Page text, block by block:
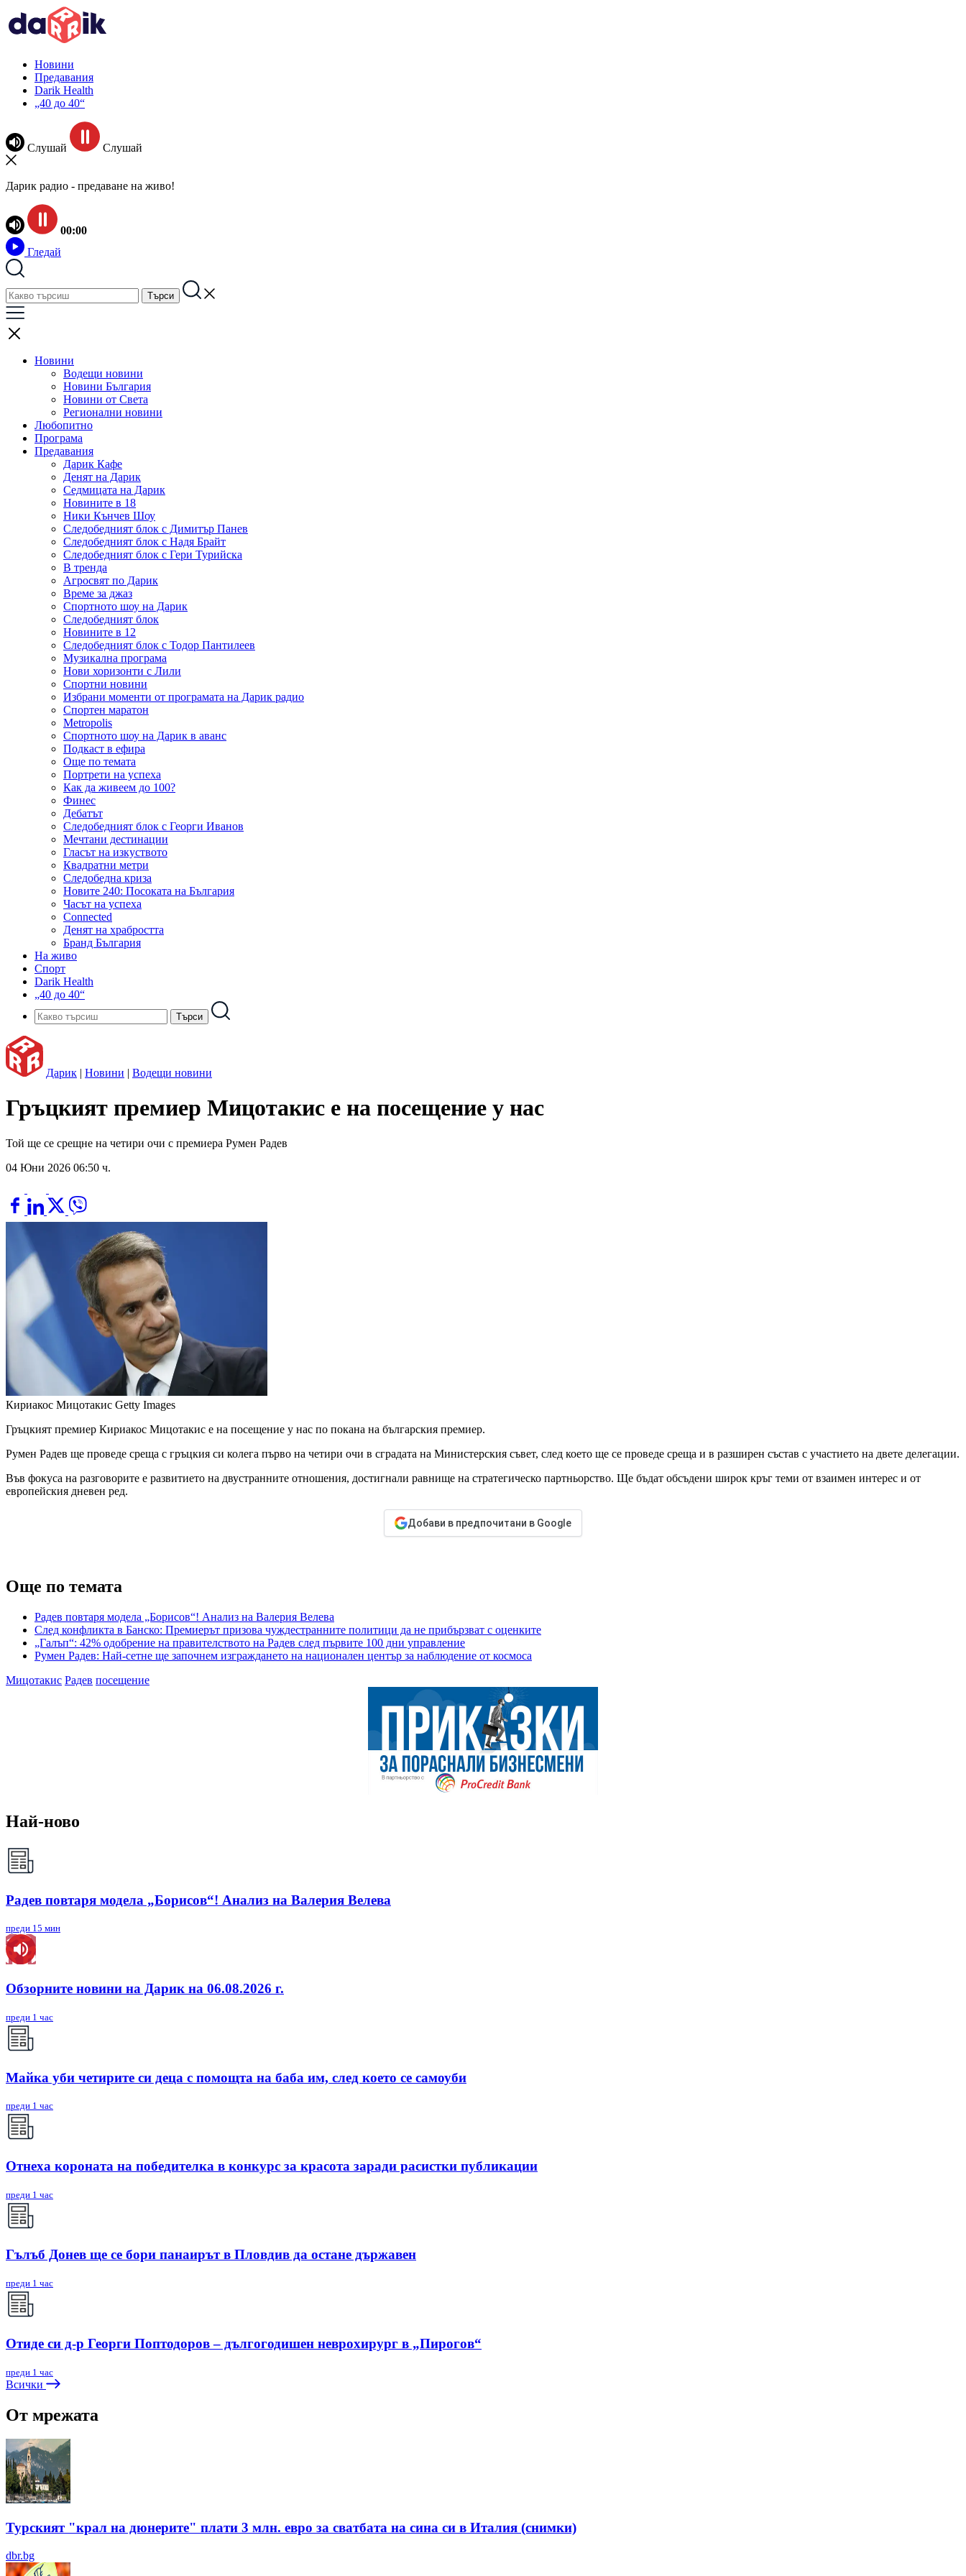
Новини
Предавания
Darik Health
„40 до 40“
Слушай Слушай
Дарик радио - предаване на живо!
00:00
Гледай
Новини
Водещи новини
Новини България
Новини от Света
Регионални новини
Любопитно
Програма
Предавания
Дарик Кафе
Денят на Дарик
Седмицата на Дарик
Новините в 18
Ники Кънчев Шоу
Следобедният блок с Димитър Панев
Следобедният блок с Надя Брайт
Следобедният блок с Гери Турийска
В тренда
Агросвят по Дарик
Време за джаз
Спортното шоу на Дарик
Следобедният блок
Новините в 12
Следобедният блок с Тодор Пантилеев
Музикална програма
Нови хоризонти с Лили
Спортни новини
Избрани моменти от програмата на Дарик радио
Спортен маратон
Metropolis
Спортното шоу на Дарик в аванс
Подкаст в ефира
Още по темата
Портрети на успеха
Как да живеем до 100?
Финес
Дебатът
Следобедният блок с Георги Иванов
Мечтани дестинации
Гласът на изкуството
Квадратни метри
Следобедна криза
Новите 240: Посоката на България
Часът на успеха
Connected
Денят на храбростта
Бранд България
На живо
Спорт
Darik Health
„40 до 40“
Дарик | Новини | Водещи новини
Гръцкият премиер Мицотакис е на посещение у нас
Той ще се срещне на четири очи с премиера Румен Радев
04 Юни 2026 06:50 ч.
Кириакос Мицотакис Getty Images
Гръцкият премиер Кириакос Мицотакис е на посещение у нас по покана на българския премиер.
Румен Радев ще проведе среща с гръцкия си колега първо на четири очи в сградата на Министерския съвет, след което ще се проведе среща и в разширен състав с участието на двете делегации.
Във фокуса на разговорите е развитието на двустранните отношения, достигнали равнище на стратегическо партньорство. Ще бъдат обсъдени широк кръг теми от взаимен интерес и от
европейския дневен ред.
Добави в предпочитани в Google
Още по темата
Радев повтаря модела „Борисов“! Анализ на Валерия Велева
След конфликта в Банско: Премиерът призова чуждестранните политици да не прибързват с оценките
„Галъп“: 42% одобрение на правителството на Радев след първите 100 дни управление
Румен Радев: Най-сетне ще започнем изграждането на национален център за наблюдение от космоса
Мицотакис Радев посещение
Най-ново
Радев повтаря модела „Борисов“! Анализ на Валерия Велева
преди 15 мин
Обзорните новини на Дарик на 06.08.2026 г.
преди 1 час
Майка уби четирите си деца с помощта на баба им, след което се самоуби
преди 1 час
Отнеха короната на победителка в конкурс за красота заради расистки публикации
преди 1 час
Гълъб Донев ще се бори панаирът в Пловдив да остане държавен
преди 1 час
Отиде си д-р Георги Поптодоров – дългогодишен неврохирург в „Пирогов“
преди 1 час
Всички
От мрежата
Турският "крал на дюнерите" плати 3 млн. евро за сватбата на сина си в Италия (снимки)
dbr.bg